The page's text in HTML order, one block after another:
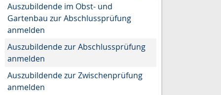
Auszubildende im Obst- und
Gartenbau zur Abschlussprüfung
anmelden
Auszubildende zur Abschlussprüfung
anmelden
Auszubildende zur Zwischenprüfung
anmelden